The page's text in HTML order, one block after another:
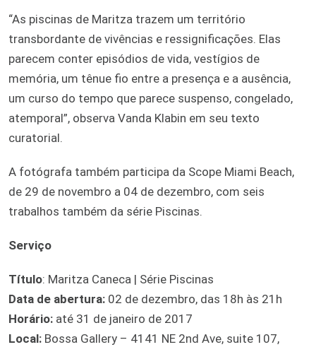
“As piscinas de Maritza trazem um território
transbordante de vivências e ressignificações. Elas
parecem conter episódios de vida, vestígios de
memória, um tênue fio entre a presença e a ausência,
um curso do tempo que parece suspenso, congelado,
atemporal”, observa Vanda Klabin em seu texto
curatorial.
A fotógrafa também participa da Scope Miami Beach,
de 29 de novembro a 04 de dezembro, com seis
trabalhos também da série Piscinas.
Serviço
Título: Maritza Caneca | Série Piscinas
Data de abertura: 02 de dezembro, das 18h às 21h
Horário: até 31 de janeiro de 2017
Local: Bossa Gallery – 4141 NE 2nd Ave, suite 107,